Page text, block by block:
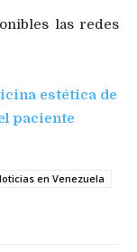
las redes
estética de
paciente
en Venezuela